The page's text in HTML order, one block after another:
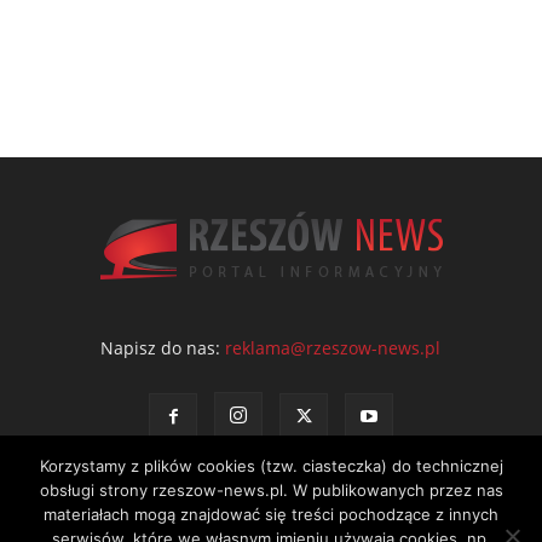
Napisz do nas: reklama@rzeszow-news.pl
Korzystamy z plików cookies (tzw. ciasteczka) do technicznej
obsługi strony rzeszow-news.pl. W publikowanych przez nas
materiałach mogą znajdować się treści pochodzące z innych